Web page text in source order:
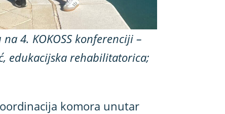
4. KOKOSS konferenciji –
edukacijska rehabilitatorica;
komora unutar